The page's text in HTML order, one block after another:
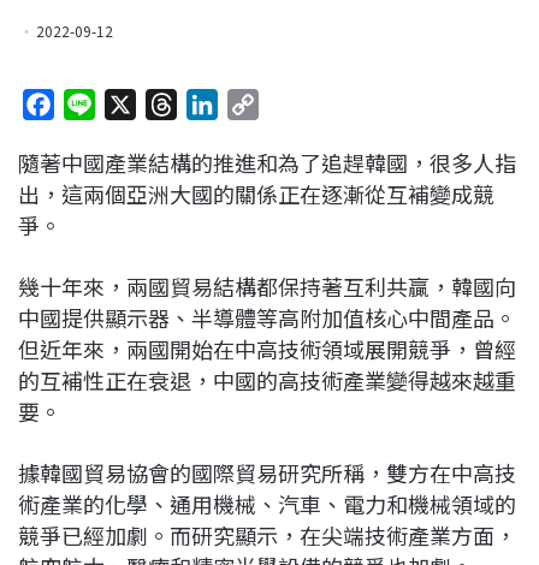
2022-09-12
c
e
o
k
n
e
r
e
s
n
k
I
n
p
y
n
k
隨著中國產業結構的推進和為了追趕韓國，很多人指
出，這兩個亞洲大國的關係正在逐漸從互補變成競
爭。
幾十年來，兩國貿易結構都保持著互利共贏，韓國向
中國提供顯示器、半導體等高附加值核心中間產品。
但近年來，兩國開始在中高技術領域展開競爭，曾經
的互補性正在衰退，中國的高技術產業變得越來越重
要。
據韓國貿易協會的國際貿易研究所稱，雙方在中高技
術產業的化學、通用機械、汽車、電力和機械領域的
競爭已經加劇。而研究顯示，在尖端技術產業方面，